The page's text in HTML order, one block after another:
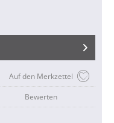
Auf den Merkzettel
Bewerten